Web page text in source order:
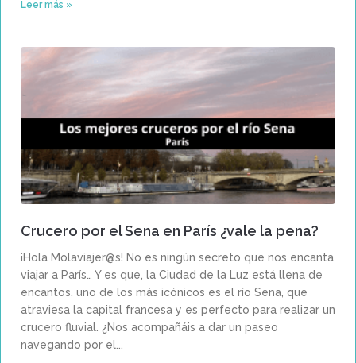
Leer más »
Crucero por el Sena en París ¿vale la pena?
¡Hola Molaviajer@s! No es ningún secreto que nos encanta
viajar a París… Y es que, la Ciudad de la Luz está llena de
encantos, uno de los más icónicos es el río Sena, que
atraviesa la capital francesa y es perfecto para realizar un
crucero fluvial. ¿Nos acompañáis a dar un paseo
navegando por el